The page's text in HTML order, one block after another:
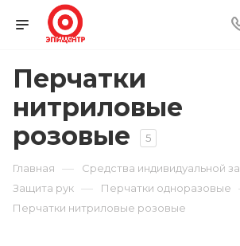
Перчатки
нитриловые
розовые
5
Главная — Средства индивидуальной
Защита рук — Перчатки одноразовые
Перчатки нитриловые розовые